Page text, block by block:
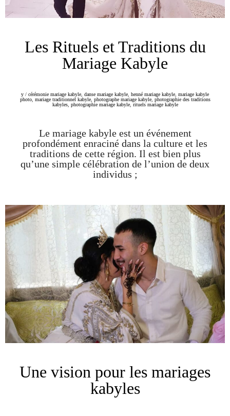
Les Rituels et Traditions du
Mariage Kabyle
y / cérémonie mariage kabyle danse mariage kabyle henné mariage kabyle mariage kabyle
photo, mariage traditionnel kabyle, photographe mariage kabyle, photographie des traditions
kabyles, photographie mariage kabyle, rituels mariage kabyle
Le mariage kabyle est un événement
profondément enraciné dans la culture et les
traditions de cette région. Il est bien plus
qu’une simple célébration de l’union de deux
individus ;
Une vision pour les mariages
kabyles